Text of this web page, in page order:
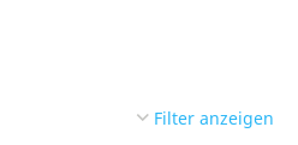
Filter anzeigen